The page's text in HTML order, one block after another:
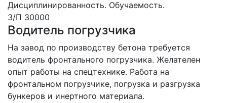
Дисциплинированность. Обучаемость.
З/П 30000
Водитель погрузчика
На завод по производству бетона требуется
водитель фронтального погрузчика. Желателен
опыт работы на спецтехнике. Работа на
фронтальном погрузчике, погрузка и разгрузка
бункеров и инертного материала.